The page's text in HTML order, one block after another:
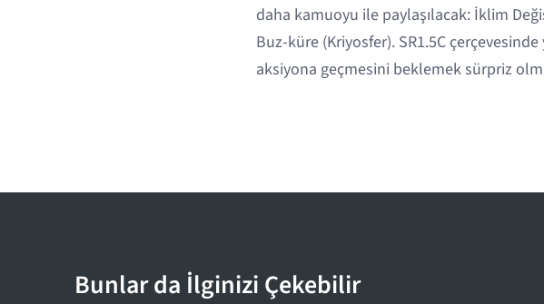
daha kamuoyu ile paylaşılacak: İklim
Buz-küre (Kriyosfer). SR1.5C
aksiyona geçmesini beklemek sürpriz
Bunlar da İlginizi Çekebilir